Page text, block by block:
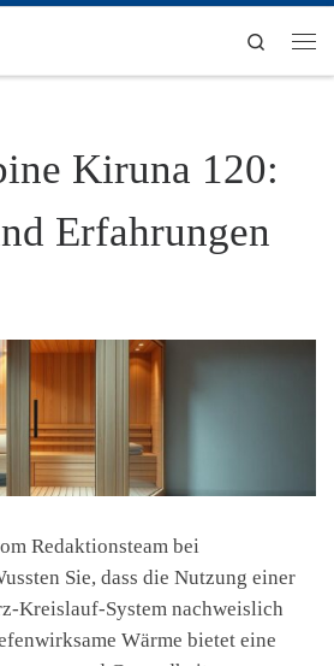
Search
Kiruna 120:
Erfahrungen
Redaktionsteam bei
Sie, dass die Nutzung einer
Kreislauf-System nachweislich
Wärme bietet eine